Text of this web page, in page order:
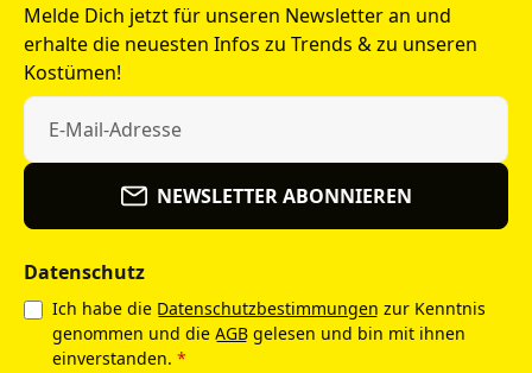
Melde Dich jetzt für unseren Newsletter an und
erhalte die neuesten Infos zu Trends & zu unseren
Kostümen!
NEWSLETTER ABONNIEREN
Datenschutz
Ich habe die Datenschutzbestimmungen zur Kenntnis
genommen und die AGB gelesen und bin mit ihnen
einverstanden. *